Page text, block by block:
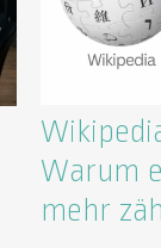
Warum
mehr